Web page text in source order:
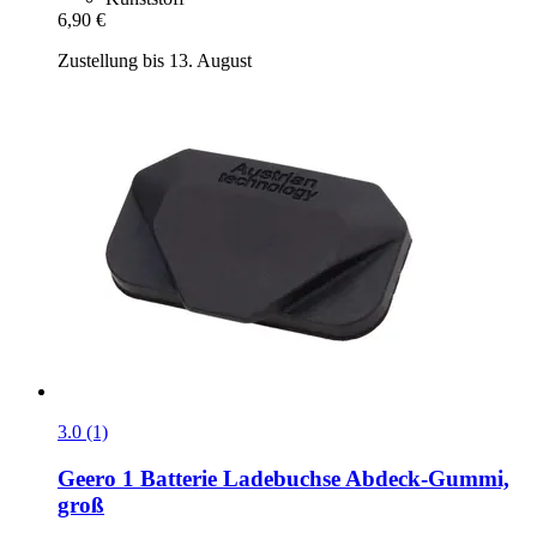
6,90 €
Zustellung bis 13. August
3.0 (1)
Geero 1 Batterie Ladebuchse Abdeck-​Gummi,
groß